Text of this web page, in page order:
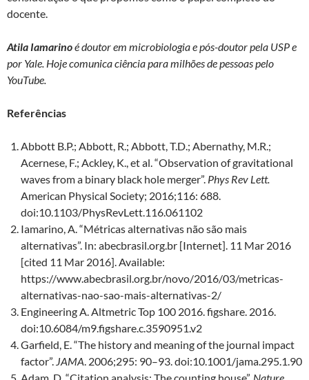
docente.
Atila Iamarinoé doutor em microbiologia e pós-doutor pela USP e
por Yale. Hoje comunica ciência para milhões de pessoas pelo
YouTube.
Referências
Abbott B.P.; Abbott, R.; Abbott, T.D.; Abernathy, M.R.;
Acernese, F.; Ackley, K., et al. “Observation of gravitational
waves from a binary black hole merger”. Phys Rev Lett.
American Physical Society; 2016;116: 688.
doi:10.1103/PhysRevLett.116.061102
Iamarino, A. “Métricas alternativas não são mais
alternativas”. In: abecbrasil.org.br [Internet]. 11 Mar 2016
[cited 11 Mar 2016]. Available:
https://www.abecbrasil.org.br/novo/2016/03/metricas-
alternativas-nao-sao-mais-alternativas-2/
Engineering A. Altmetric Top 100 2016. figshare. 2016.
doi:10.6084/m9.figshare.c.3590951.v2
Garfield, E. “The history and meaning of the journal impact
factor”. JAMA. 2006;295: 90–93. doi:10.1001/jama.295.1.90